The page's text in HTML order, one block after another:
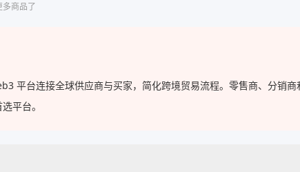
多商品了
平台连接全球供应商与买家，简化跨境贸易流程。零售商、分销
平台。